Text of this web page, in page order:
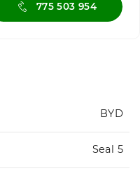
775 503 954
BYD
Seal 5